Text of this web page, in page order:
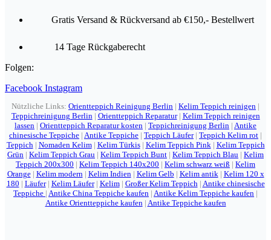
Gratis Versand & Rückversand ab €150,- Bestellwert
14 Tage Rückgaberecht
Folgen:
Facebook Instagram
Nützliche Links: Orientteppich Reinigung Berlin | Kelim Teppich reinigen |
Teppichreinigung Berlin | Orientteppich Reparatur| Kelim Teppich reinigen
lassen | Orientteppich Reparatur kosten | Teppichreinigung Berlin | Antike
chinesische Teppiche | Antike Teppiche | Teppich Läufer| Teppich Kelim rot |
Teppich | Nomaden Kelim| Kelim Türkis| Kelim Teppich Pink | Kelim Teppich
Grün | Kelim Teppich Grau | Kelim Teppich Bunt | Kelim Teppich Blau | Kelim
Teppich 200x300 | Kelim Teppich 140x200 | Kelim schwarz weiß | Kelim
Orange| Kelim modern | Kelim Indien | Kelim Gelb | Kelim antik | Kelim 120 x
180 | Läufer| Kelim Läufer| Kelim| Großer Kelim Teppich | Antike chinesische
Teppiche | Antike China Teppiche kaufen | Antike Kelim Teppiche kaufen |
Antike Orientteppiche kaufen | Antike Teppiche kaufen